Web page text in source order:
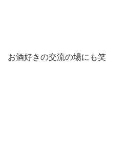
お酒好きの交流の場にも笑